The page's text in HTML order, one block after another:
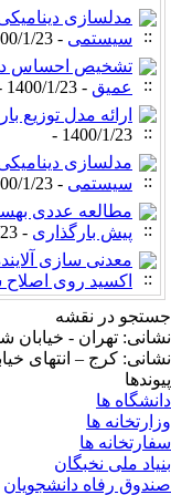
مدلسازی دینامیکی
سیستمی- 1400/1/23 -
تشخیص احساس در
عمیق- 1400/1/23 -
ارائه مدل توزیع
1400/1/23 -
مدلسازی دینامیکی
سیستمی- 1400/1/23 -
مطالعه عددی
پیش بارگذاری- 1400/1/23 -
معدنی سازی
اکسید روی اصلاح
در نقشه
تهران - خیابان
کرج – انتهای
ها
ها
ها
ملی نخبگان
رفاه دانشجویان